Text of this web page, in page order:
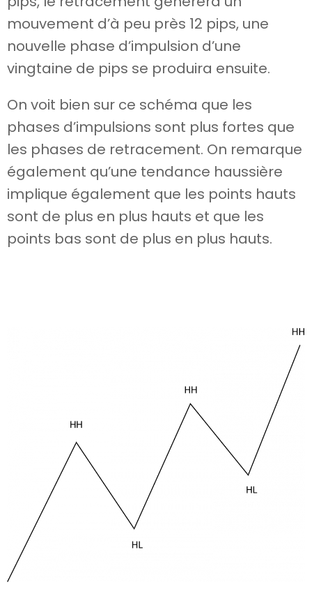
mouvement d’à peu près 12 pips, une
nouvelle phase d’impulsion d’une
vingtaine de pips se produira ensuite.
On voit bien sur ce schéma que les
phases d’impulsions sont plus fortes que
les phases de retracement. On remarque
également qu’une tendance haussière
implique également que les points hauts
sont de plus en plus hauts et que les
points bas sont de plus en plus hauts.